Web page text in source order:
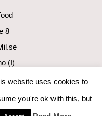
8
(I)
website uses cookies to
you're ok with this, but